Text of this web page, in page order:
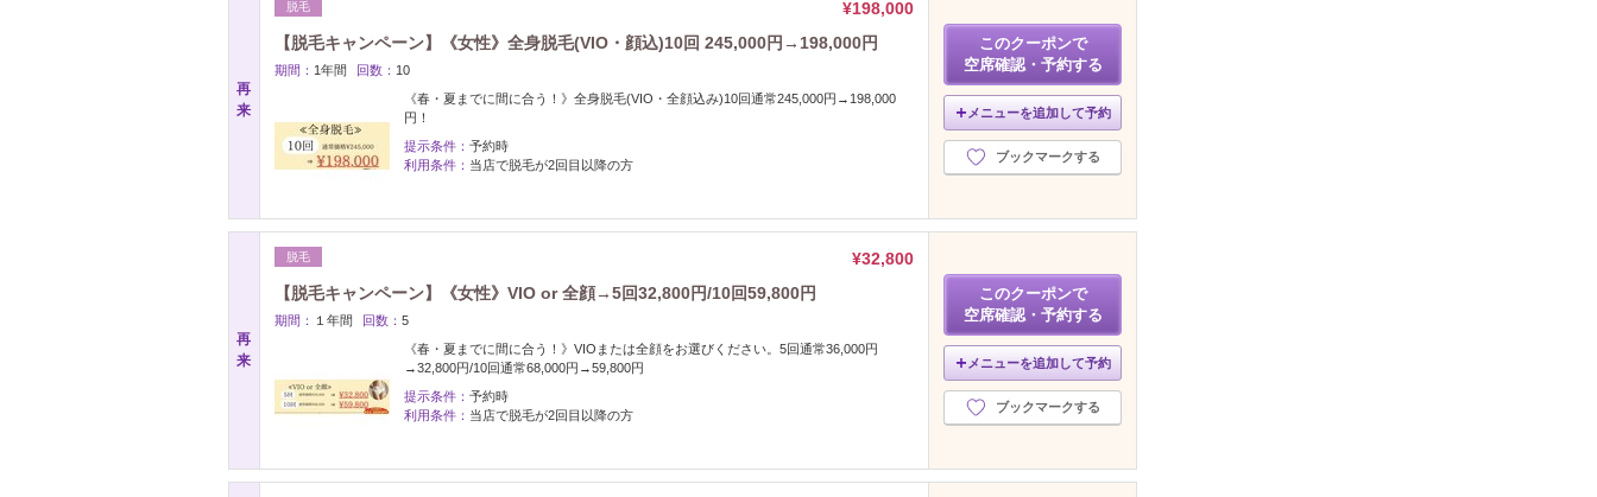
再
来
脱毛
¥198,000
【脱毛キャンペーン】《女性》全身脱毛(VIO・顔込)10回 245,000円→198,000円
期間： 1年間 回数： 10
《春・夏までに間に合う！》全身脱毛(VIO・全顔込み)10回通常245,000円→198,000
円！
提示条件： 予約時
利用条件： 当店で脱毛が2回目以降の方
このクーポンで
空席確認・予約する
メニューを追加して予約
ブックマークする
再
来
脱毛
¥32,800
【脱毛キャンペーン】《女性》VIO or 全顔→5回32,800円/10回59,800円
期間： １年間 回数： 5
《春・夏までに間に合う！》VIOまたは全顔をお選びください。5回通常36,000円
→32,800円/10回通常68,000円→59,800円
提示条件： 予約時
利用条件： 当店で脱毛が2回目以降の方
このクーポンで
空席確認・予約する
メニューを追加して予約
ブックマークする